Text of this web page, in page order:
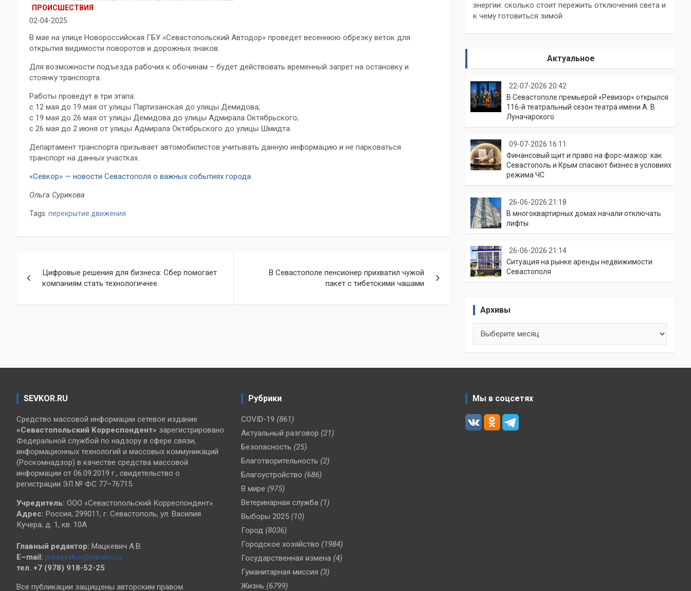
ПРОИСШЕСТВИЯ
02-04-2025
В мае на улице Новороссийская ГБУ «Севастопольский Автодор» проведет весеннюю обрезку веток для
открытия видимости поворотов и дорожных знаков.
Для возможности подъезда рабочих к обочинам – будет действовать временный запрет на остановку и
стоянку транспорта.
Работы проведут в три этапа:
с 12 мая до 19 мая от улицы Партизанская до улицы Демидова;
с 19 мая до 26 мая от улицы Демидова до улицы Адмирала Октябрьского;
с 26 мая до 2 июня от улицы Адмирала Октябрьского до улицы Шмидта.
Департамент транспорта призывает автомобилистов учитывать данную информацию и не парковаться
транспорт на данных участках.
«Севкор» — новости Севастополя о важных событиях города
Ольга Сурикова
Tags: перекрытие движения
по
записям
Цифровые решения для бизнеса: Сбер помогает
компаниям стать технологичнее
В Севастополе пенсионер прихватил чужой
пакет с тибетскими чашами
энергии: сколько стоит пережить отключения света и
к чему готовиться зимой
Актуальное
22-07-2026 20:42
В Севастополе премьерой «Ревизор» открылся
116-й театральный сезон театра имени А. В.
Луначарского
09-07-2026 16:11
Финансовый щит и право на форс-мажор: как
Севастополь и Крым спасают бизнес в условиях
режима ЧС
26-06-2026 21:18
В многоквартирных домах начали отключать
лифты
26-06-2026 21:14
Ситуация на рынке аренды недвижимости
Севастополя
Архивы
SEVKOR.RU
Средство массовой информации сетевое издание
«Севастопольский Корреспондент» зарегистрировано
Федеральной службой по надзору в сфере связи,
информационных технологий и массовых коммуникаций
(Роскомнадзор) в качестве средства массовой
информации от 06.09.2019 г., свидетельство о
регистрации ЭЛ № ФС 77–76715
Учредитель: ООО «Севастопольский Корреспондент».
Адрес: Россия, 299011, г. Севастополь, ул. Василия
Кучера, д. 1, кв. 10А
Главный редактор: Мацкевич А.В.
E–mail: pressevkor@yandex.ru
тел. +7 (978) 918-52-25
Все публикации защищены авторским правом.
Рубрики
COVID-19 (861)
Актуальный разговор (21)
Безопасность (25)
Благотворительность (2)
Благоустройство (686)
В мире (975)
Ветеринарная служба (1)
Выборы 2025 (10)
Город (8036)
Городское хозяйство (1984)
Государственная измена (4)
Гуманитарная миссия (3)
Жизнь (6799)
Мы в соцсетях